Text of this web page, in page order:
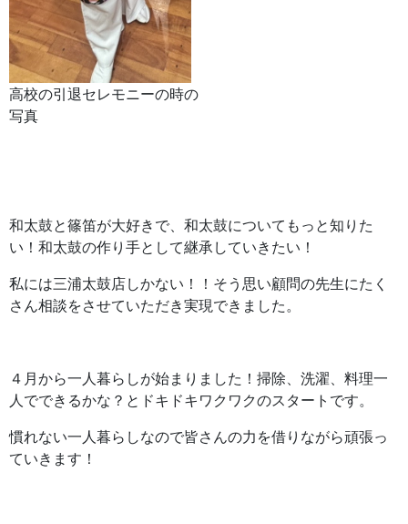
高校の引退セレモニーの時の
写真
和太鼓と篠笛が大好きで、和太鼓についてもっと知りた
い！和太鼓の作り手として継承していきたい！
私には三浦太鼓店しかない！！そう思い顧問の先生にたく
さん相談をさせていただき実現できました。
４月から一人暮らしが始まりました！掃除、洗濯、料理一
人でできるかな？とドキドキワクワクのスタートです。
慣れない一人暮らしなので皆さんの力を借りながら頑張っ
ていきます！